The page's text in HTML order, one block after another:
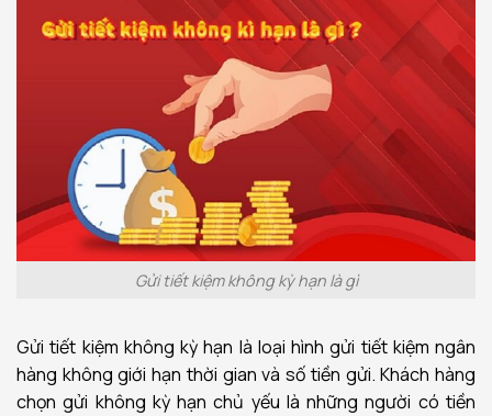
Gửi tiết kiệm không kỳ hạn là gì
Gửi tiết kiệm không kỳ hạn là loại hình gửi tiết kiệm ngân
hàng không giới hạn thời gian và số tiền gửi. Khách hàng
chọn gửi không kỳ hạn chủ yếu là những người có tiền